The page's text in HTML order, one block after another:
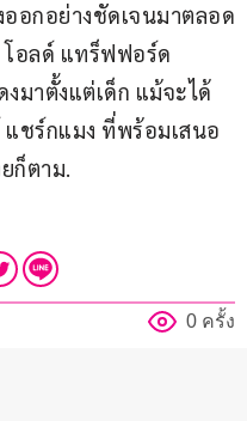
อกอย่างชัดเจนมาตลอด
โอลด์ แทร็ฟฟอร์ด
มาตั้งแต่เด็ก แม้จะได้
ชร์กแมง ที่พร้อมเสนอ
ก็ตาม.
0 ครั้ง